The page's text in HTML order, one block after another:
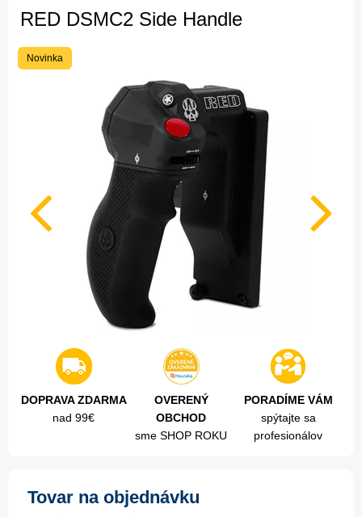
RED DSMC2 Side Handle
Novinka
DOPRAVA ZDARMA
nad 99€
OVERENÝ
OBCHOD
sme SHOP ROKU
PORADÍME VÁM
spýtajte sa
profesionálov
Tovar na objednávku